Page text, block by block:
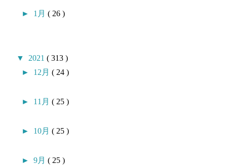
► 1月( 26 )
▼ 2021( 313 )
► 12月( 24 )
► 11月( 25 )
► 10月( 25 )
►9月( 25 )